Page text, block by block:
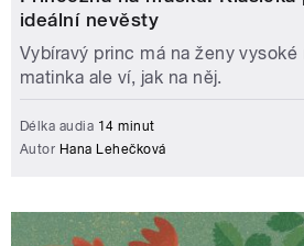
ideální nevěsty
Vybíravý princ má na ženy vysoké
matinka ale ví, jak na něj.
Délka audia 14 minut
Autor Hana Lehečková